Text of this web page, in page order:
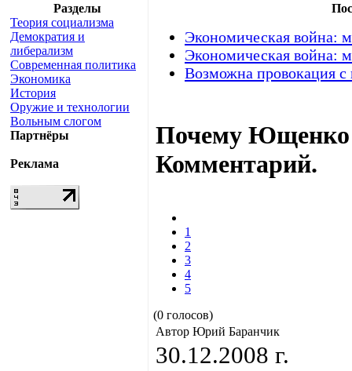
Разделы
Теория социализма
Демократия и
либерализм
Современная политика
Экономика
История
Оружие и технологии
Вольным слогом
Партнёры
Реклама
Экономическая война:
Экономическая война:
Возможна провокация
Почему Ющенко
Комментарий.
1
2
3
4
5
(0 голосов)
Автор Юрий Баранчик
30.12.2008 г.